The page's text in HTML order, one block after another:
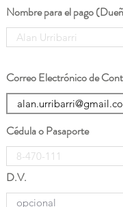
Nombre para el pago
Correo Electrónico de
Cédula o Pasaporte
D.V.